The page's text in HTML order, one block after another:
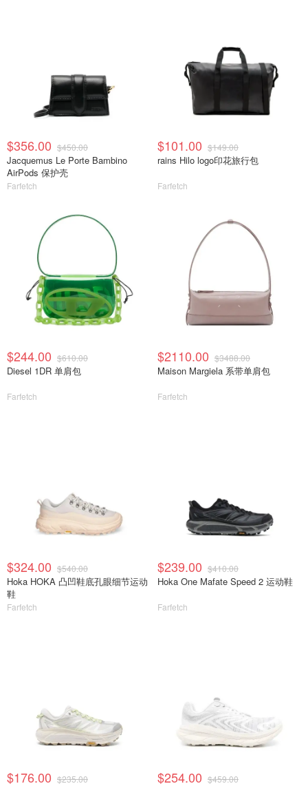
$356.00 $450.00
Jacquemus Le Porte Bambino
AirPods 保护壳
Farfetch
$101.00 $149.00
rains Hilo logo印花旅行包
Farfetch
$244.00 $610.00
Diesel 1DR 单肩包
Farfetch
$2110.00 $3488.00
Maison Margiela 系带单肩包
Farfetch
$324.00 $540.00
Hoka HOKA 凸凹鞋底孔眼细节运动
鞋
Farfetch
$239.00 $410.00
Hoka One Mafate Speed 2 运动鞋
Farfetch
$176.00 $235.00 $254.00 $459.00